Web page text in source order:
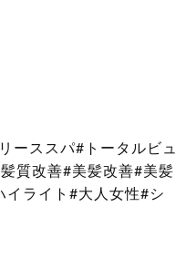
ーススパ#トータルビュ
質改善#美髪改善#美髪
イライト#大人女性#シ